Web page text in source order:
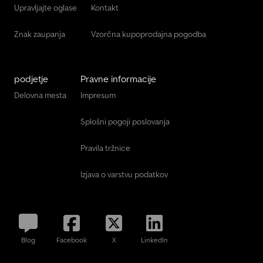
Upravljajte oglase
Znak zaupanja
Kontakt
Vzorčna kupoprodajna pogodba
podjetje
Delovna mesta
Pravne informacije
Impresum
Splošni pogoji poslovanja
Pravila tržnice
Izjava o varstvu podatkov
Blog Facebook X LinkedIn